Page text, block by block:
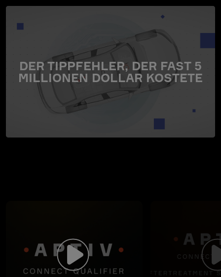
DER TIPPFEHLER, DER FAST 5
MILLIONEN DOLLAR KOSTETE